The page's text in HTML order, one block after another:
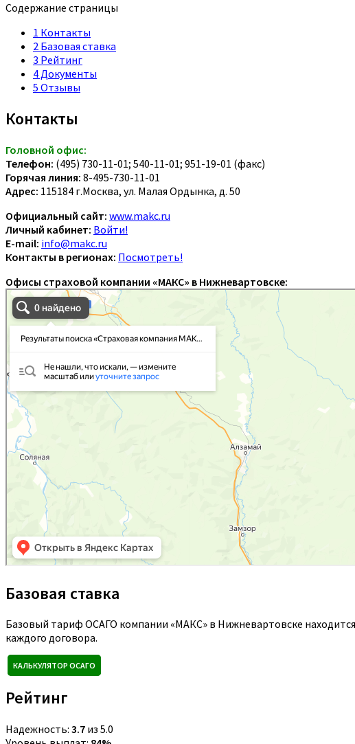
Содержание страницы
1 Контакты
2 Базовая ставка
3 Рейтинг
4 Документы
5 Отзывы
Контакты
Головной офис:
Телефон: (495) 730-11-01; 540-11-01; 951-19-01 (факс)
Горячая линия: 8-495-730-11-01
Адрес: 115184 г.Москва, ул. Малая Ордынка, д. 50
Официальный сайт: www.makc.ru
Личный кабинет: Войти!
E-mail: info@makc.ru
Контакты в регионах: Посмотреть!
Офисы страховой компании «МАКС» в Нижневартовске:
Базовая ставка
Базовый тариф ОСАГО компании «МАКС» в Нижневартовске
каждого договора.
КАЛЬКУЛЯТОР ОСАГО
Рейтинг
Надежность: 3.7 из 5.0